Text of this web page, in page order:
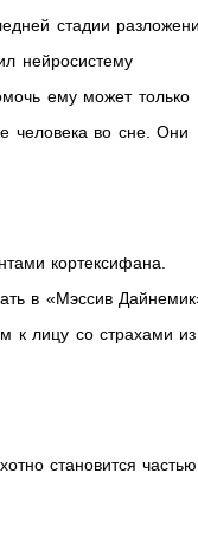
стадии
нейросистему
ему может только
человека во сне. Они
кортексифана.
в «Мэссив
к лицу со страхами из
становится частью